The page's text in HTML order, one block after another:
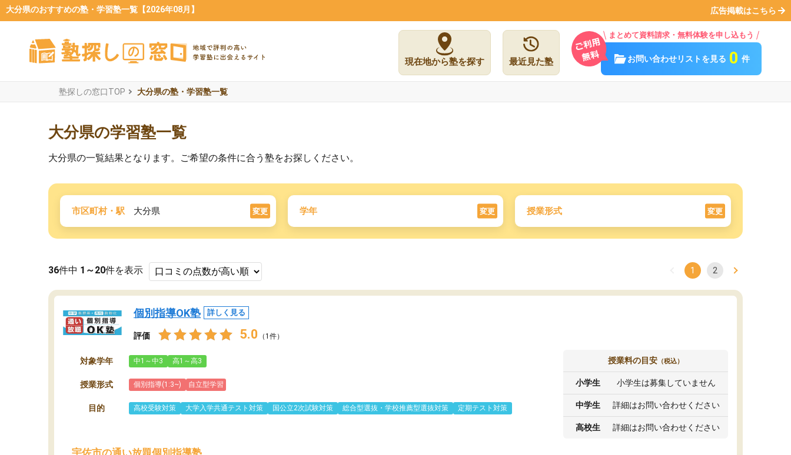
大分県のおすすめの塾・学習塾一覧【2026年08月】 広告掲載はこちら
現在地から塾を探す 最近見た塾
まとめて資料請求・無料体験を申し込もう
お問い合わせリストを見る 0 件
塾探しの窓口TOP 大分県の塾・学習塾一覧
大分県の学習塾一覧
大分県の一覧結果となります。ご希望の条件に合う塾をお探しください。
市区町村・駅 大分県 変更 学年 変更 授業形式 変更
36件中 1～20件を表示 1 2
個別指導OK塾 詳しく見る
評価 5.0 （1件）
対象学年 中1～中3 高1～高3
授業形式 個別指導(1:3~) 自立型学習
目的 高校受験対策 大学入学共通テスト対策 国公立2次試験対策 総合型選抜・学校推薦型選抜対策 定期テスト対策
授業料の目安 （税込）
小学生 小学生は募集していません
中学生 詳細はお問い合わせください
高校生 詳細はお問い合わせください
宇佐市の通い放題個別指導塾